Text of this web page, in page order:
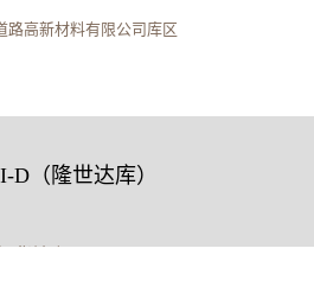
路高新材料有限公司库区
D（隆世达库）